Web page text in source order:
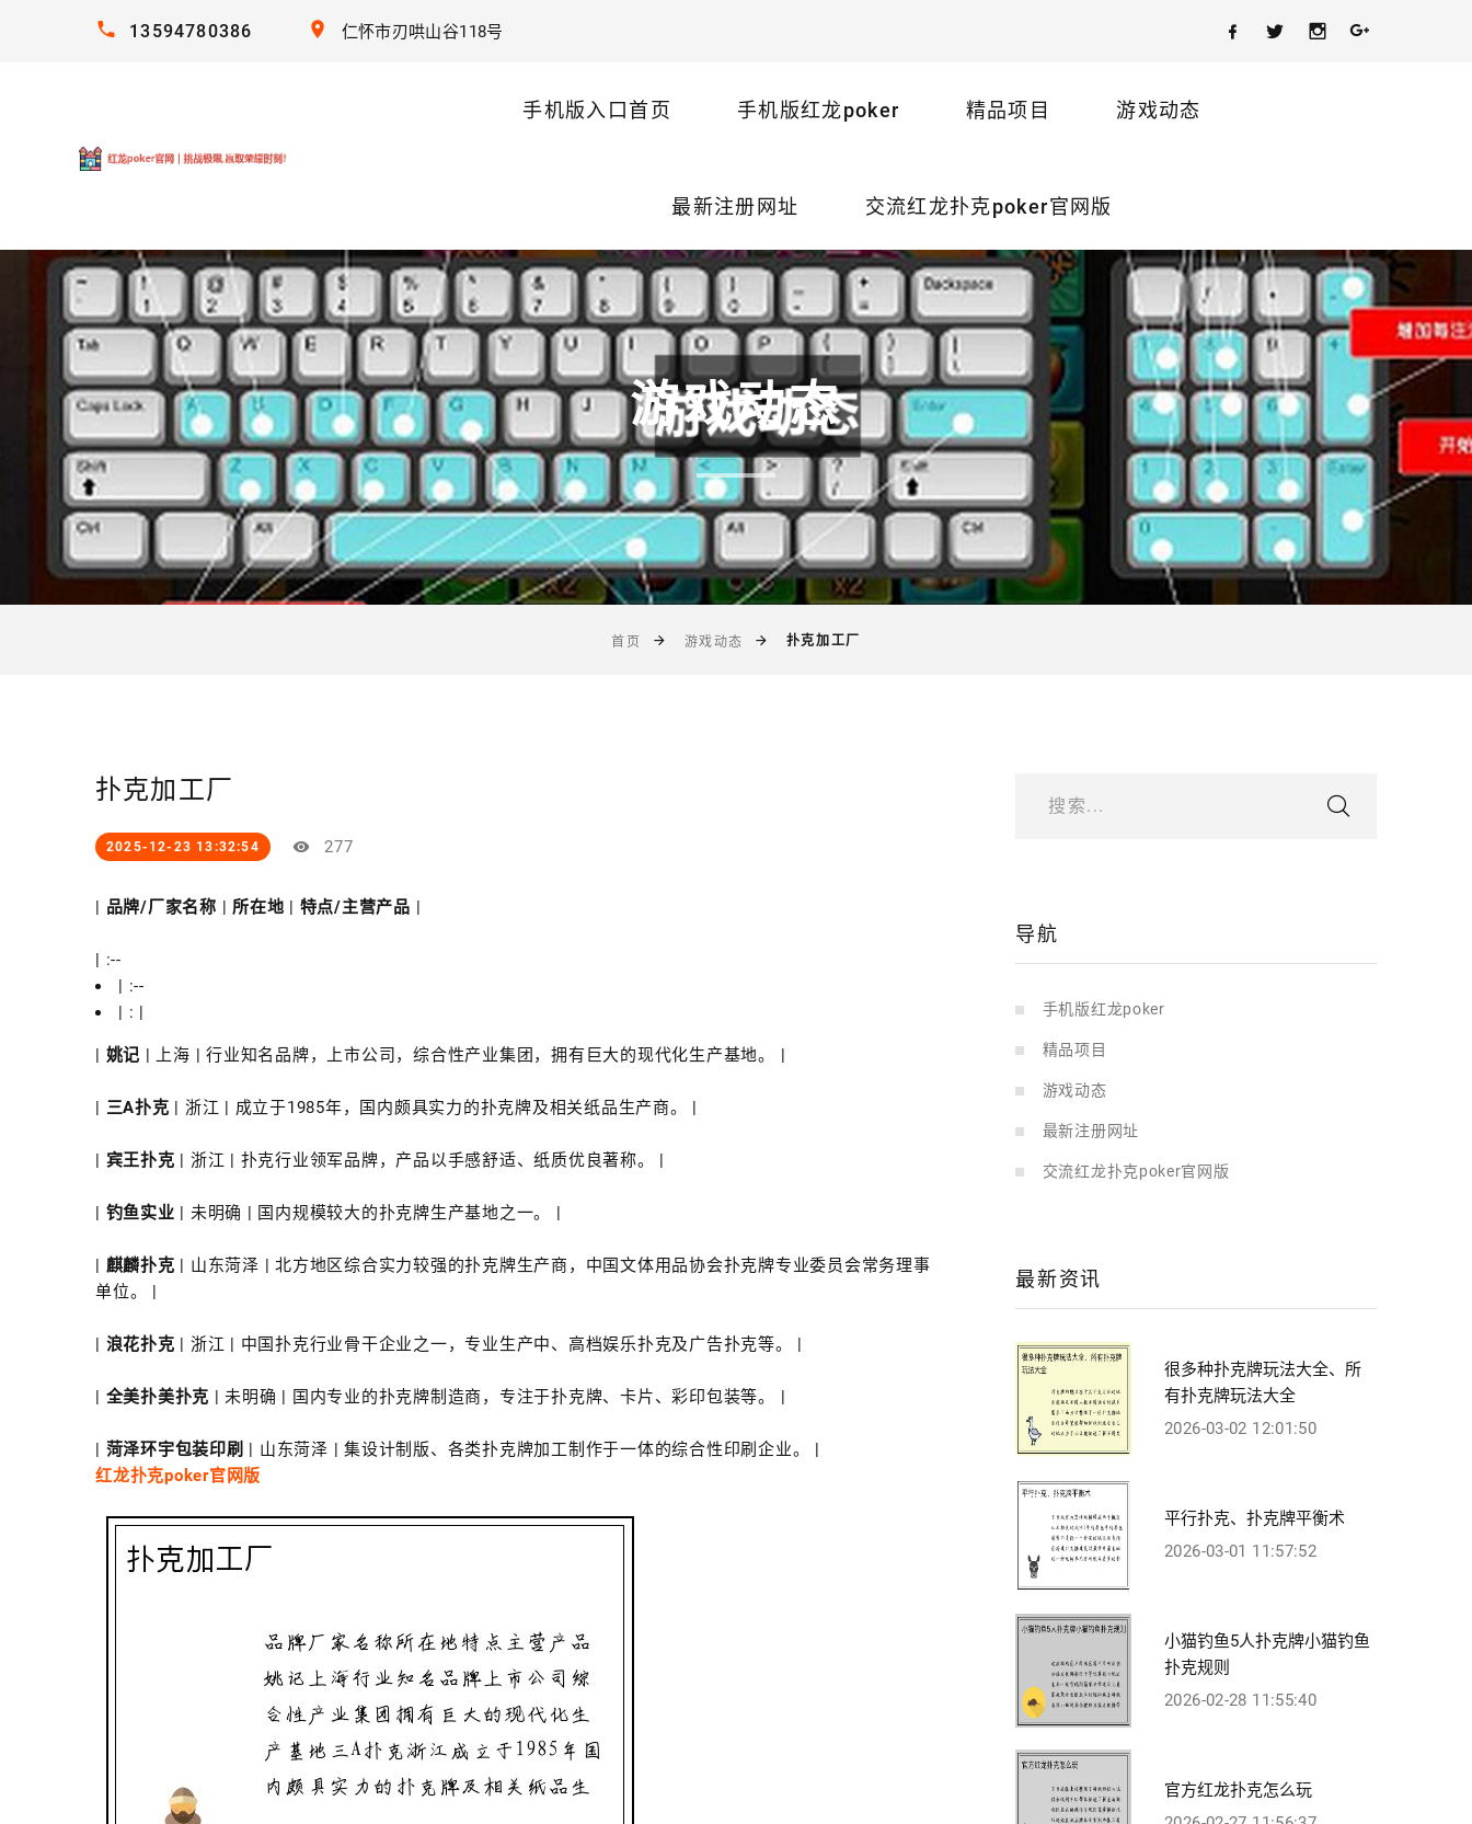
13594780386 仁怀市刃哄山谷118号
手机版入口首页 手机版红龙poker 精品项目 游戏动态
最新注册网址 交流红龙扑克poker官网版
游戏动态
首页 游戏动态 扑克加工厂
扑克加工厂
2025-12-23 13:32:54 277
品牌/厂家名称 所在地 特点/主营产品
| :--
| :--
| : |
姚记 | 上海 | 行业知名品牌，上市公司，综合性产业集团，拥有巨大的现代化生产基地。 |
三A扑克 | 浙江 | 成立于1985年，国内颇具实力的扑克牌及相关纸品生产商。 |
宾王扑克 | 浙江 | 扑克行业领军品牌，产品以手感舒适、纸质优良著称。 |
钓鱼实业 | 未明确 | 国内规模较大的扑克牌生产基地之一。 |
麒麟扑克 | 山东菏泽 | 北方地区综合实力较强的扑克牌生产商，中国文体用品协会扑克牌专业委员会常务理事
单位。 |
浪花扑克 | 浙江 | 中国扑克行业骨干企业之一，专业生产中、高档娱乐扑克及广告扑克等。 |
全美扑美扑克 | 未明确 | 国内专业的扑克牌制造商，专注于扑克牌、卡片、彩印包装等。 |
菏泽环宇包装印刷
| 山东菏泽 | 集设计制版、各类扑克牌加工制作于一体的综合性印刷企业。 |
红龙扑克poker官网版
搜索...
导航
手机版红龙poker
精品项目
游戏动态
最新注册网址
交流红龙扑克poker官网版
最新资讯
很多种扑克牌玩法大全、所
有扑克牌玩法大全
2026-03-02 12:01:50
平行扑克、扑克牌平衡术
2026-03-01 11:57:52
小猫钓鱼5人扑克牌小猫钓鱼
扑克规则
2026-02-28 11:55:40
官方红龙扑克怎么玩